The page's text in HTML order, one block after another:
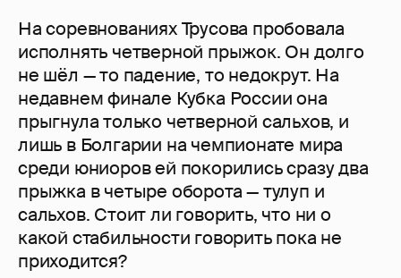
На соревнованиях Трусова пробовала
исполнять четверной прыжок. Он долго
не шёл — то падение, то недокрут. На
недавнем финале Кубка России она
прыгнула только четверной сальхов, и
лишь в Болгарии на чемпионате мира
среди юниоров ей покорились сразу два
прыжка в четыре оборота — тулуп и
сальхов. Стоит ли говорить, что ни о
какой стабильности говорить пока не
приходится?